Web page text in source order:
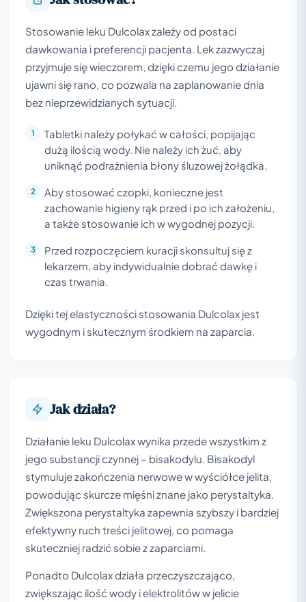
Stosowanie leku Dulcolax zależy od postaci
dawkowania i preferencji pacjenta. Lek zazwyczaj
przyjmuje się wieczorem, dzięki czemu jego działanie
ujawni się rano, co pozwala na zaplanowanie dnia
bez nieprzewidzianych sytuacji.
Tabletki należy połykać w całości, popijając
dużą ilością wody. Nie należy ich żuć, aby
uniknąć podrażnienia błony śluzowej żołądka.
Aby stosować czopki, konieczne jest
zachowanie higieny rąk przed i po ich założeniu,
a także stosowanie ich w wygodnej pozycji.
Przed rozpoczęciem kuracji skonsultuj się z
lekarzem, aby indywidualnie dobrać dawkę i
czas trwania.
Dzięki tej elastyczności stosowania Dulcolax jest
wygodnym i skutecznym środkiem na zaparcia.
Jak działa?
Działanie leku Dulcolax wynika przede wszystkim z
jego substancji czynnej – bisakodylu. Bisakodyl
stymuluje zakończenia nerwowe w wyściółce jelita,
powodując skurcze mięśni znane jako perystaltyka.
Zwiększona perystaltyka zapewnia szybszy i bardziej
efektywny ruch treści jelitowej, co pomaga
skuteczniej radzić sobie z zaparciami.
Ponadto Dulcolax działa przeczyszczająco,
zwiększając ilość wody i elektrolitów w jelicie